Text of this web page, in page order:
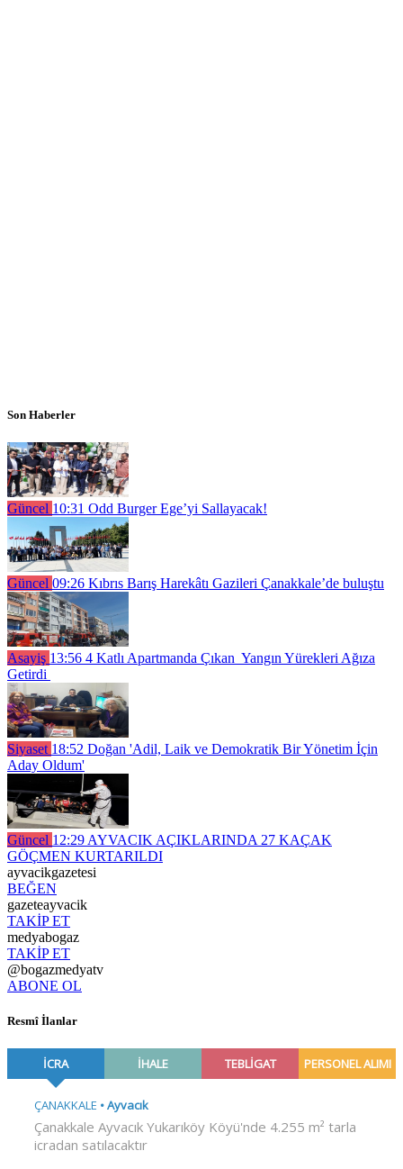
Son Haberler
Güncel 10:31 Odd Burger Ege’yi Sallayacak!
Güncel 09:26 Kıbrıs Barış Harekâtı Gazileri Çanakkale’de buluştu
Asayiş 13:56 4 Katlı Apartmanda Çıkan Yangın Yürekleri Ağıza
Getirdi
Siyaset 18:52 Doğan 'Adil, Laik ve Demokratik Bir Yönetim İçin
Aday Oldum'
Güncel 12:29 AYVACIK AÇIKLARINDA 27 KAÇAK
GÖÇMEN KURTARILDI
ayvacikgazetesi
BEĞEN
gazeteayvacik
TAKİP ET
medyabogaz
TAKİP ET
@bogazmedyatv
ABONE OL
Resmî İlanlar